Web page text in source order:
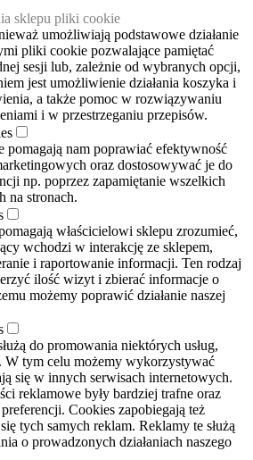
sklepu pliki cookie
umożliwiają podstawowe działanie
pliki cookie pozwalające pamiętać
sesji lub, zależnie od wybranych opcji,
jest umożliwienie działania koszyka i
a także pomoc w rozwiązywaniu
i w przestrzeganiu przepisów.
nam poprawiać efektywność
oraz dostosowywać je do
np. poprzez zapamiętanie wszelkich
na stronach.
właścicielowi sklepu zrozumieć,
wchodzi w interakcję ze sklepem,
i raportowanie informacji. Ten rodzaj
ilość wizyt i zbierać informacje o
możemy poprawić działanie naszej
do promowania niektórych usług,
W tym celu możemy wykorzystywać
się w innych serwisach internetowych.
reklamowe były bardziej trafne oraz
Cookies zapobiegają też
tych samych reklam. Reklamy te służą
o prowadzonych działaniach naszego